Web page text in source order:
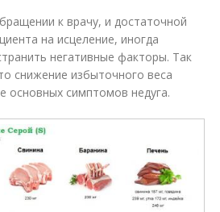
к врачу, и достаточной
на исцеление, иногда
негативные факторы. Так
снижение избыточного веса
основных симптомов недуга.